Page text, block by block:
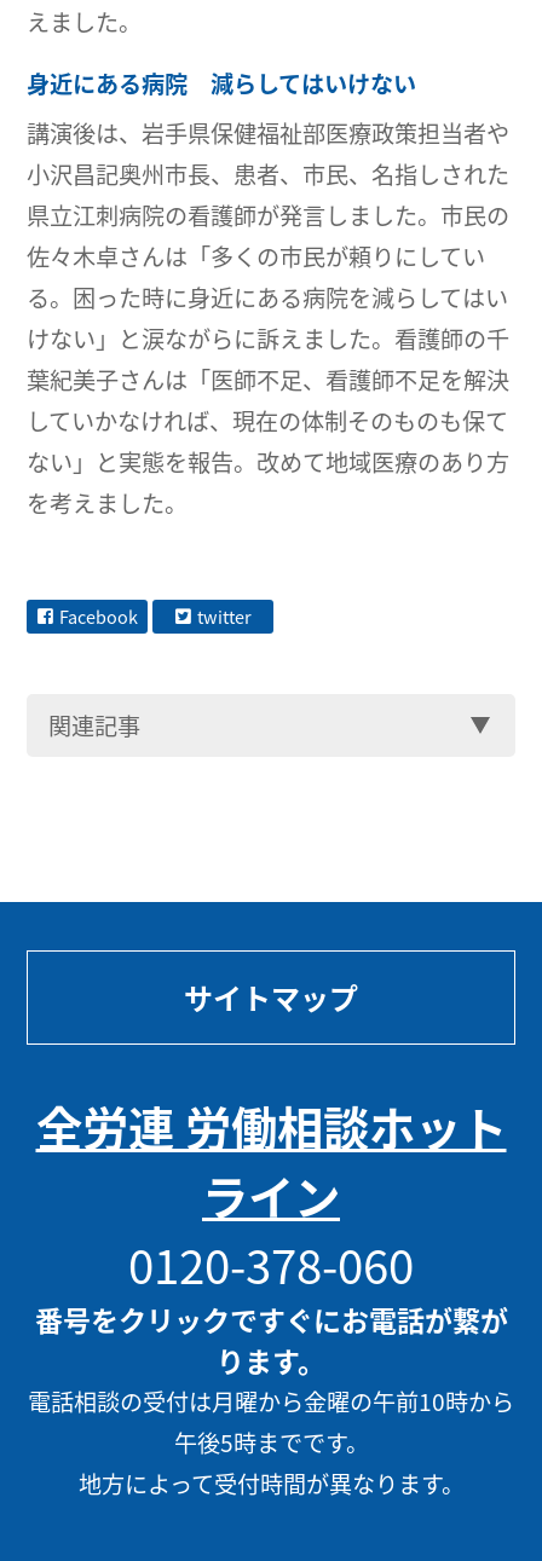
えました。
身近にある病院 減らしてはいけない
講演後は、岩手県保健福祉部医療政策担当者や
小沢昌記奥州市長、患者、市民、名指しされた
県立江刺病院の看護師が発言しました。市民の
佐々木卓さんは「多くの市民が頼りにしてい
る。困った時に身近にある病院を減らしてはい
けない」と涙ながらに訴えました。看護師の千
葉紀美子さんは「医師不足、看護師不足を解決
していかなければ、現在の体制そのものも保て
ない」と実態を報告。改めて地域医療のあり方
を考えました。
Facebook twitter
関連記事
サイトマップ
全労連 労働相談ホット
ライン
0120-378-060
番号をクリックですぐにお電話が繋が
ります。
電話相談の受付は月曜から金曜の午前10時から
午後5時までです。
地方によって受付時間が異なります。